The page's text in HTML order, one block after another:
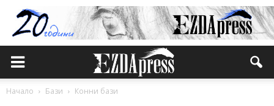
Начало Бази Конни бази